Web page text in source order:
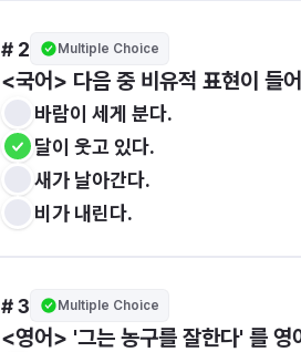
# 2 Multiple Choice
<국어> 다음 중 비유적 표현이 들
바람이 세게 분다.
달이 웃고 있다.
새가 날아간다.
비가 내린다.
# 3 Multiple Choice
<영어> '그는 농구를 잘한다' 를 영